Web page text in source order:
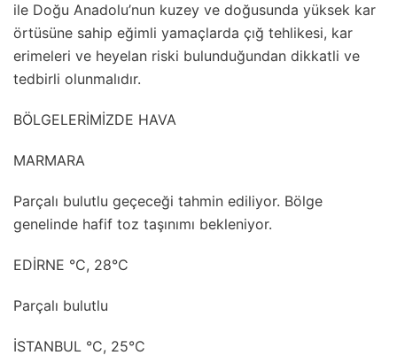
ile Doğu Anadolu’nun kuzey ve doğusunda yüksek kar
örtüsüne sahip eğimli yamaçlarda çığ tehlikesi, kar
erimeleri ve heyelan riski bulunduğundan dikkatli ve
tedbirli olunmalıdır.
BÖLGELERİMİZDE HAVA
MARMARA
Parçalı bulutlu geçeceği tahmin ediliyor. Bölge
genelinde hafif toz taşınımı bekleniyor.
EDİRNE °C, 28°C
Parçalı bulutlu
İSTANBUL °C, 25°C